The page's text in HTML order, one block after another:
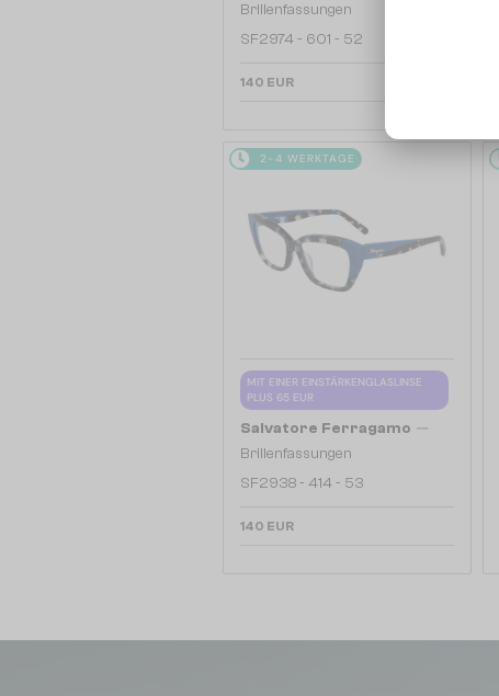
Brillenfassungen
SF2974 - 601 - 52
140 EUR
2-4 WERKTAGE
MIT EINER EINSTÄRKENGLASLINSE
PLUS 65 EUR
Salvatore Ferragamo —
Brillenfassungen
SF2938 - 414 - 53
140 EUR